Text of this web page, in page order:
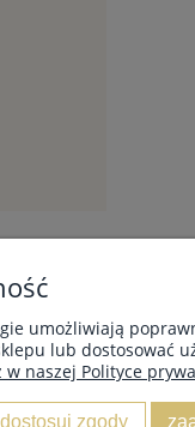
umożliwiają
lub dostosować
naszej Polityce
dostosuj zgody